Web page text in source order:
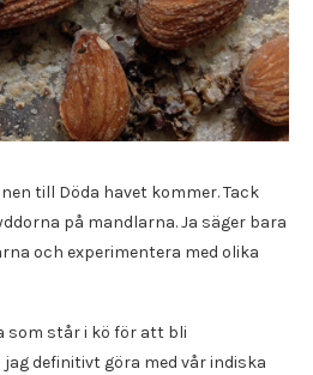
till Döda havet kommer. Tack
på mandlarna. Ja säger bara
och experimentera med olika
som står i kö för att bli
definitivt göra med vår indiska